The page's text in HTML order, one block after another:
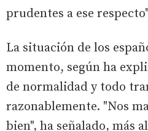
prudentes a ese
La situación de los
momento, según ha
de normalidad y todo
razonablemente. "Nos
bien", ha señalado, más